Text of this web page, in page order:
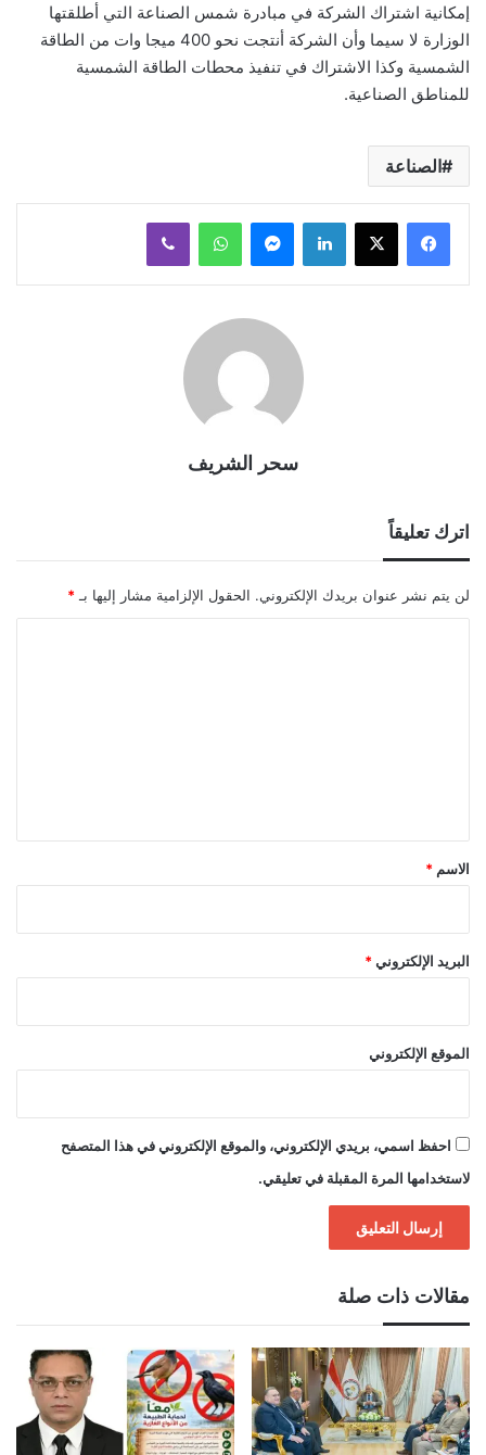
إمكانية اشتراك الشركة في مبادرة شمس الصناعة التي أطلقتها
الوزارة لا سيما وأن الشركة أنتجت نحو 400 ميجا وات من الطاقة
الشمسية وكذا الاشتراك في تنفيذ محطات الطاقة الشمسية
للمناطق الصناعية.
الصناعة
لينكدإن ماسنجر واتساب ڤايبر
سحر الشريف
اترك تعليقاً
لن يتم نشر عنوان بريدك الإلكتروني. الحقول الإلزامية مشار إليها بـ *
*
الاسم *
البريد الإلكتروني *
الموقع الإلكتروني
احفظ اسمي، بريدي الإلكتروني، والموقع الإلكتروني في هذا المتصفح
لاستخدامها المرة المقبلة في تعليقي.
مقالات ذات صلة